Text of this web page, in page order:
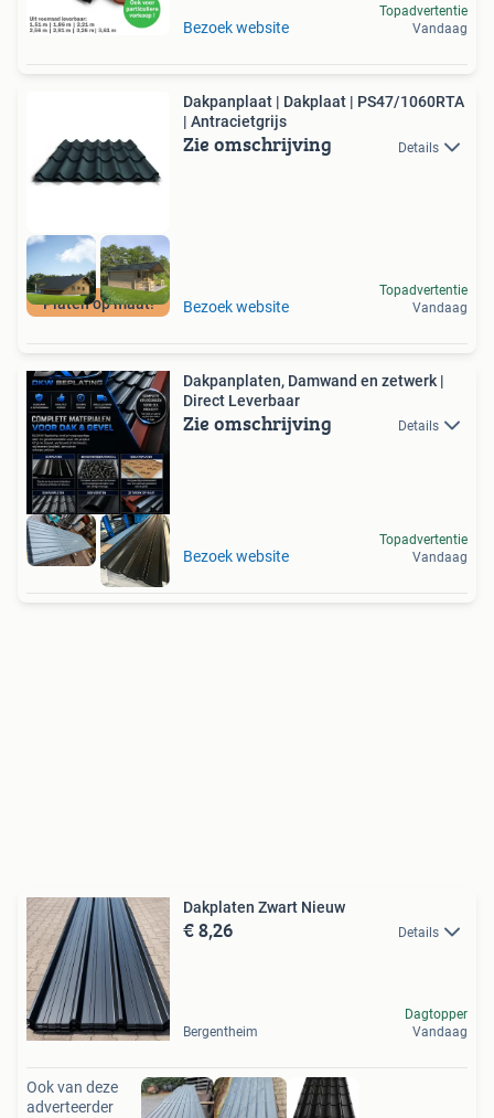
Bezoek website
Topadvertentie
Vandaag
Platen op maat!
Dakpanplaat | Dakplaat | PS47/1060RTA
| Antracietgrijs
Zie omschrijving Details
Bezoek website
Topadvertentie
Vandaag
Dakpanplaten, Damwand en zetwerk |
Direct Leverbaar
Zie omschrijving Details
Bezoek website
Topadvertentie
Vandaag
Dakplaten Zwart Nieuw
€ 8,26 Details
Bergentheim
Dagtopper
Vandaag
Ook van deze
adverteerder